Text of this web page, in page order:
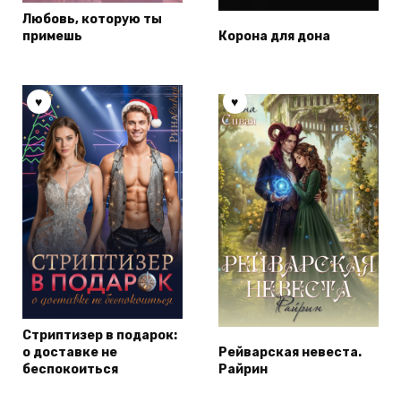
Любовь, которую ты
примешь
Корона для дона
Стриптизер в подарок:
о доставке не
беспокоиться
Рейварская невеста.
Райрин